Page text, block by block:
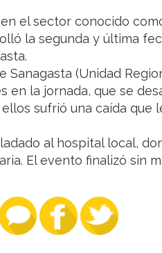
el sector conocido
la segunda y última
Sanagasta (Unidad
en la jornada, que se
sufrió una caída que
al hospital local,
El evento finalizó sin